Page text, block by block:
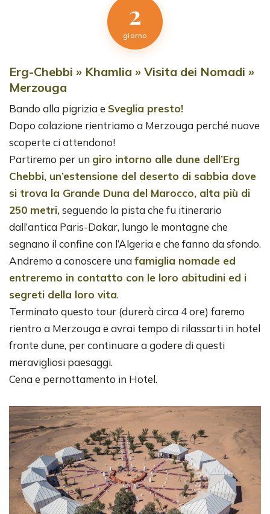
2
giorno
Erg-Chebbi » Khamlia » Visita dei Nomadi »
Merzouga
Bando alla pigrizia e Sveglia presto!
Dopo colazione rientriamo a Merzouga perché nuove
scoperte ci attendono!
Partiremo per un giro intorno alle dune dell’Erg
Chebbi, un’estensione del deserto di sabbia dove
si trova la Grande Duna del Marocco, alta più di
250 metri,seguendo la pista che fu itinerario
dall’antica Paris-Dakar, lungo le montagne che
segnano il confine con l’Algeria e che fanno da sfondo.
Andremo a conoscere unafamiglia nomade ed
entreremo in contatto con le loro abitudini ed i
segreti della loro vita.
Terminato questo tour (durerà circa 4 ore) faremo
rientro a Merzouga e avrai tempo di rilassarti in hotel
fronte dune, per continuare a godere di questi
meravigliosi paesaggi.
Cena e pernottamento in Hotel.